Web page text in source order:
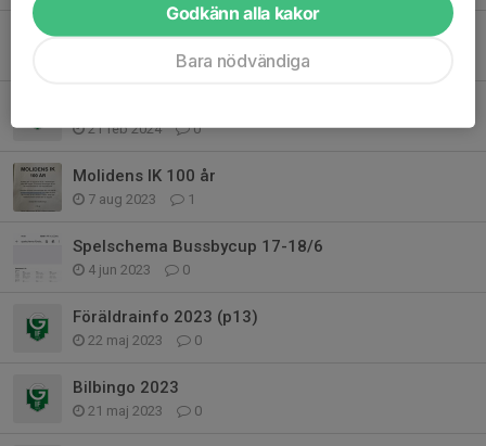
Fotbollscamp
0
21 feb 2024 0
Molidens IK 100 år
7 aug 2023 1
Spelschema Bussbycup 17-18/6
4 jun 2023 0
Föräldrainfo 2023 (p13)
22 maj 2023 0
Bilbingo 2023
21 maj 2023 0
Godkänn alla kakor
Bara nödvändiga